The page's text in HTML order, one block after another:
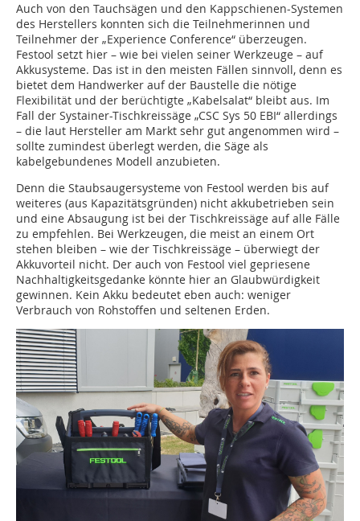
Auch von den Tauchsägen und den Kappschienen-Systemen
des Herstellers konnten sich die Teilnehmerinnen und
Teilnehmer der „Experience Conference“ überzeugen.
Festool setzt hier – wie bei vielen seiner Werkzeuge – auf
Akkusysteme. Das ist in den meisten Fällen sinnvoll, denn es
bietet dem Handwerker auf der Baustelle die nötige
Flexibilität und der berüchtigte „Kabelsalat“ bleibt aus. Im
Fall der Systainer-Tischkreissäge „CSC Sys 50 EBI“ allerdings
– die laut Hersteller am Markt sehr gut angenommen wird –
sollte zumindest überlegt werden, die Säge als
kabelgebundenes Modell anzubieten.
Denn die Staubsaugersysteme von Festool werden bis auf
weiteres (aus Kapazitätsgründen) nicht akkubetrieben sein
und eine Absaugung ist bei der Tischkreissäge auf alle Fälle
zu empfehlen. Bei Werkzeugen, die meist an einem Ort
stehen bleiben – wie der Tischkreissäge – überwiegt der
Akkuvorteil nicht. Der auch von Festool viel gepriesene
Nachhaltigkeitsgedanke könnte hier an Glaubwürdigkeit
gewinnen. Kein Akku bedeutet eben auch: weniger
Verbrauch von Rohstoffen und seltenen Erden.